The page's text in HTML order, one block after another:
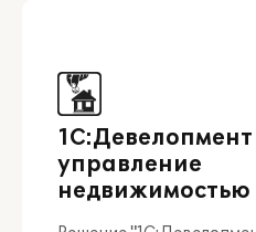
1С:Девелопмент
управление
недвижимостью